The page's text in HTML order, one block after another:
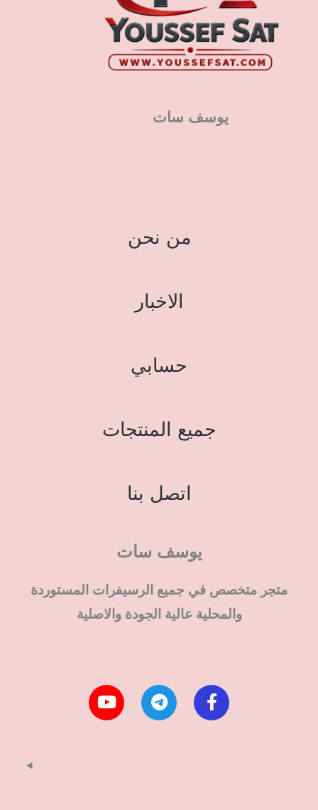
يوسف سات
من نحن
الاخبار
حسابي
جميع المنتجات
اتصل بنا
يوسف سات
متجر متخصص في جميع الرسيفرات المستوردة
والمحلية عالية الجودة والاصلية